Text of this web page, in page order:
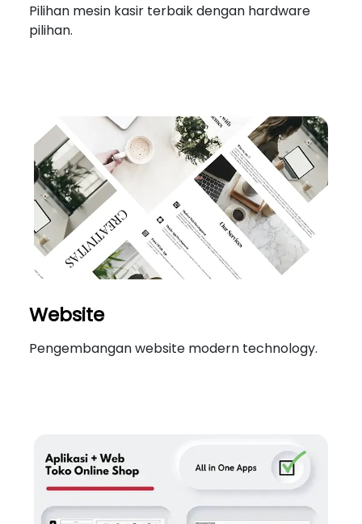
Pilihan mesin kasir terbaik dengan hardware
pilihan.
Website
Pengembangan website modern technology.